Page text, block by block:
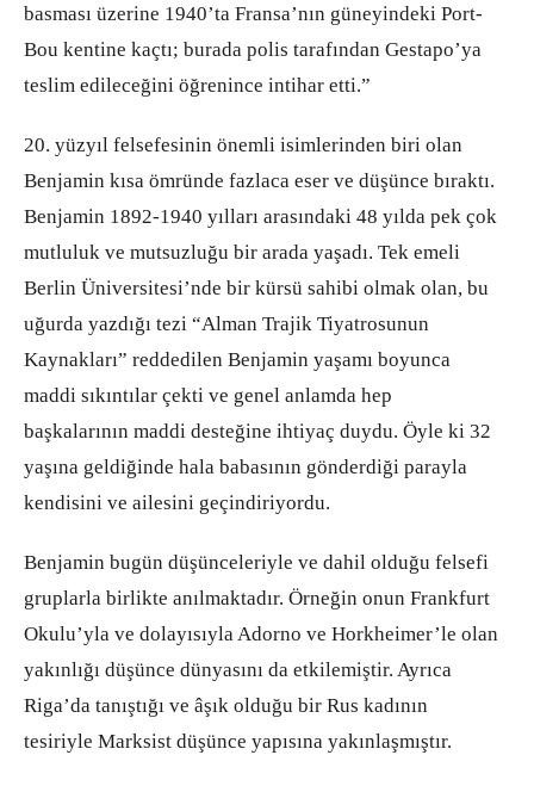
basması üzerine 1940’ta Fransa’nın güneyindeki Port-
Bou kentine kaçtı; burada polis tarafından Gestapo’ya
teslim edileceğini öğrenince intihar etti.”
20. yüzyıl felsefesinin önemli isimlerinden biri olan
Benjamin kısa ömründe fazlaca eser ve düşünce bıraktı.
Benjamin 1892-1940 yılları arasındaki 48 yılda pek çok
mutluluk ve mutsuzluğu bir arada yaşadı. Tek emeli
Berlin Üniversitesi’nde bir kürsü sahibi olmak olan, bu
uğurda yazdığı tezi “Alman Trajik Tiyatrosunun
Kaynakları” reddedilen Benjamin yaşamı boyunca
maddi sıkıntılar çekti ve genel anlamda hep
başkalarının maddi desteğine ihtiyaç duydu. Öyle ki 32
yaşına geldiğinde hala babasının gönderdiği parayla
kendisini ve ailesini geçindiriyordu.
Benjamin bugün düşünceleriyle ve dahil olduğu felsefi
gruplarla birlikte anılmaktadır. Örneğin onun Frankfurt
Okulu’yla ve dolayısıyla Adorno ve Horkheimer’le olan
yakınlığı düşünce dünyasını da etkilemiştir. Ayrıca
Riga’da tanıştığı ve âşık olduğu bir Rus kadının
tesiriyle Marksist düşünce yapısına yakınlaşmıştır.